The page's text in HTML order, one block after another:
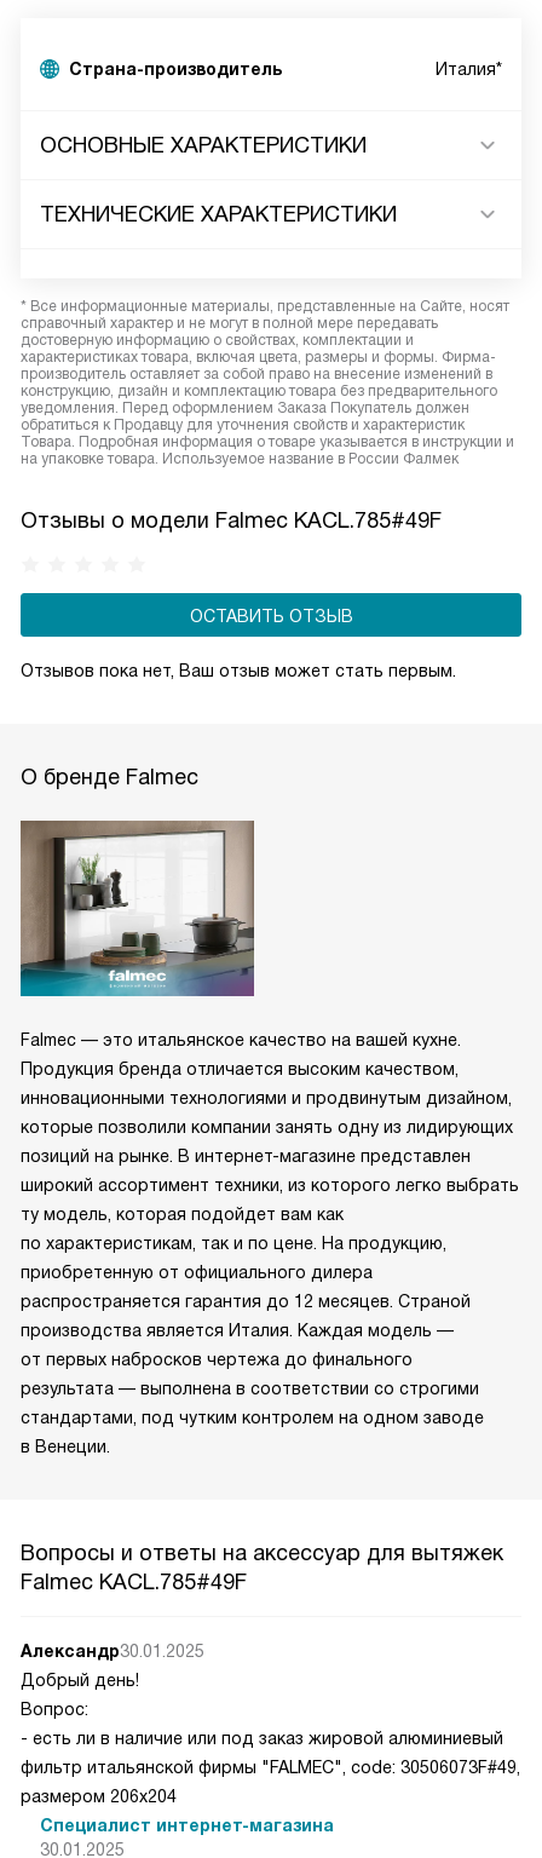
Страна-производитель Италия*
ОСНОВНЫЕ ХАРАКТЕРИСТИКИ
ТЕХНИЧЕСКИЕ ХАРАКТЕРИСТИКИ
* Все информационные материалы, представленные на Сайте, носят
справочный характер и не могут в полной мере передавать
достоверную информацию о свойствах, комплектации и
характеристиках товара, включая цвета, размеры и формы. Фирма-
производитель оставляет за собой право на внесение изменений в
конструкцию, дизайн и комплектацию товара без предварительного
уведомления. Перед оформлением Заказа Покупатель должен
обратиться к Продавцу для уточнения свойств и характеристик
Товара. Подробная информация о товаре указывается в инструкции и
на упаковке товара. Используемое название в России Фалмек
Отзывы о модели Falmec KACL.785#49F
ОСТАВИТЬ ОТЗЫВ
Отзывов пока нет, Ваш отзыв может стать первым.
О бренде Falmec
Falmec — это итальянское качество на вашей кухне.
Продукция бренда отличается высоким качеством,
инновационными технологиями и продвинутым дизайном,
которые позволили компании занять одну из лидирующих
позиций на рынке. В интернет-магазине представлен
широкий ассортимент техники, из которого легко выбрать
ту модель, которая подойдет вам как
по характеристикам, так и по цене. На продукцию,
приобретенную от официального дилера
распространяется гарантия до 12 месяцев. Страной
производства является Италия. Каждая модель —
от первых набросков чертежа до финального
результата — выполнена в соответствии со строгими
стандартами, под чутким контролем на одном заводе
в Венеции.
Вопросы и ответы на аксессуар для вытяжек
Falmec KACL.785#49F
Александр30.01.2025
Добрый день!
Вопрос:
- есть ли в наличие или под заказ жировой алюминиевый
фильтр итальянской фирмы "FALMEC", code: 30506073F#49,
размером 206х204
Специалист интернет-магазина
30.01.2025